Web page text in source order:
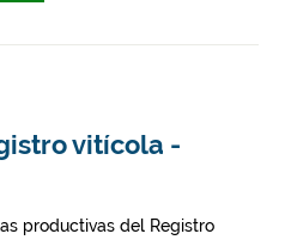
vitícola -
productivas del Registro